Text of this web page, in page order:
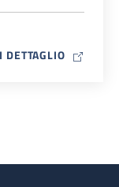
DETTAGLIO MAP ICON